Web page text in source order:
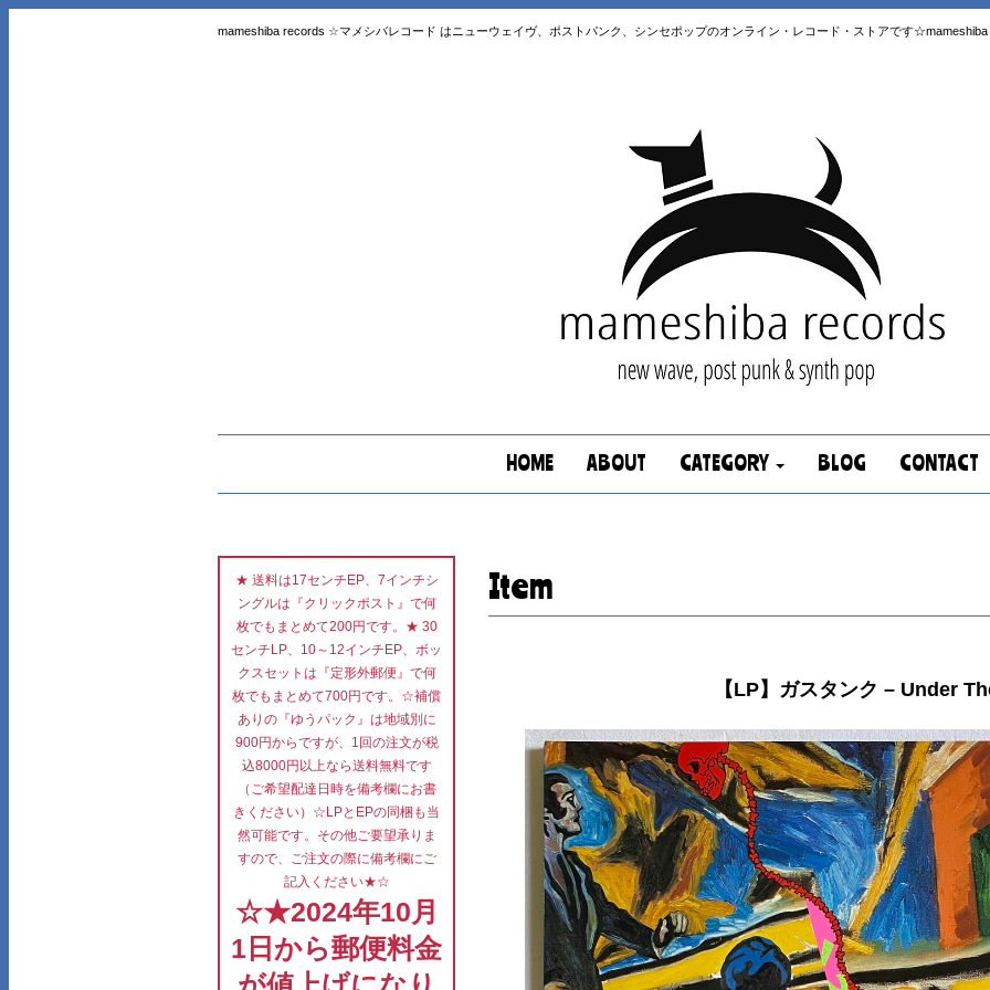
mameshiba records ☆マメシバレコード はニューウェイヴ、ポストパンク、シンセポップのオンライン・レコード・ストアです
HOME ABOUT CATEGORY BLOG CONTACT
Item
【LP】ガスタンク – Under
★ 送料は17センチEP、7インチシ
ングルは『クリックポスト』で何
枚でもまとめて200円です。★ 30
センチLP、10～12インチEP、ボッ
クスセットは『定形外郵便』で何
枚でもまとめて700円です。☆補償
ありの『ゆうパック』は地域別に
900円からですが、1回の注文が税
込8000円以上なら送料無料です
（ご希望配達日時を備考欄にお書
きください）☆LPとEPの同梱も当
然可能です。その他ご要望承りま
すので、ご注文の際に備考欄にご
記入ください★☆
☆★2024年10月
1日から郵便料金